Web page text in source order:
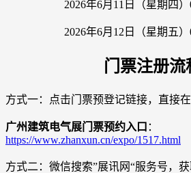
2026年6月11日（星期四）
2026年6月12日（星期五）
门票注册流
方式一：点击门票预登记链接，直接
广州建筑电气展门票预约入口 ：
https://www.zhanxun.cn/expo/1517.html
方式二：微信搜索”展讯网“服务号，